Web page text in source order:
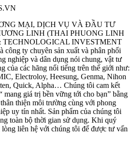
MẠI, DỊCH VỤ VÀ ĐẦU TƯ
LINH (THAI PHUONG LINH
TECHNOLOGICAL INVESTMENT
ty chuyên sản xuất và phân phối
nghiệp và dân dụng nói chung, vật tư
của các hãng nổi tiếng trên thế giới như:
Electroloy, Heesung, Genma, Nihon
Quick, Alpha… Chúng tôi cam kết
giá trị bền vững tới cho bạn” bằng
thiện môi trường cùng với phong
uy tín nhất. Sản phẩm của chúng tôi
toàn bộ thời gian sử dụng. Khi quý
liên hệ với chúng tôi để được tư vấn